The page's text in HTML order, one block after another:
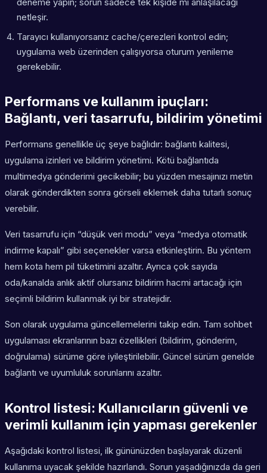
netleşir.
Tarayıcı kullanıyorsanız cache/çerezleri kontrol edin;
uygulama web üzerinden çalışıyorsa oturum yenileme
gerekebilir.
Performans ve kullanım ipuçları:
Bağlantı, veri tasarrufu, bildirim yönetimi
Performans genellikle üç şeye bağlıdır: bağlantı kalitesi,
uygulama izinleri ve bildirim yönetimi. Kötü bağlantıda
multimedya gönderimi gecikebilir; bu yüzden mesajınızı metin
olarak gönderdikten sonra görseli eklemek daha tutarlı sonuç
verebilir.
Veri tasarrufu için “düşük veri modu” veya “medya otomatik
indirme kapalı” gibi seçenekler varsa etkinleştirin. Bu yöntem
hem kota hem pil tüketimini azaltır. Ayrıca çok sayıda
oda/kanalda anlık aktif olursanız bildirim hacmi artacağı için
seçimli bildirim kullanmak iyi bir stratejidir.
Son olarak uygulama güncellemelerini takip edin. Tam sohbet
uygulaması ekranlarının bazı özellikleri (bildirim, gönderim,
doğrulama) sürüme göre iyileştirilebilir. Güncel sürüm genelde
bağlantı ve uyumluluk sorunlarını azaltır.
Kontrol listesi: Kullanıcıların güvenli ve
verimli kullanım için yapması gerekenler
Aşağıdaki kontrol listesi, ilk gününüzden başlayarak düzenli
kullanıma uyacak şekilde hazırlandı. Sorun yaşadığınızda da geri